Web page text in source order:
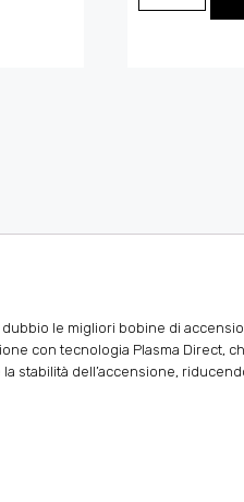
le migliori bobine di
con tecnologia Plasma Direct,
stabilità dell’accensione,